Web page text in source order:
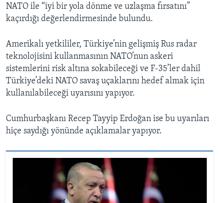
NATO ile “iyi bir yola dönme ve uzlaşma fırsatını”
kaçırdığı değerlendirmesinde bulundu.
Amerikalı yetkililer, Türkiye’nin gelişmiş Rus radar
teknolojisini kullanmasının NATO’nun askeri
sistemlerini risk altına sokabileceği ve F-35’ler dahil
Türkiye’deki NATO savaş uçaklarını hedef almak için
kullanılabileceği uyarısını yapıyor.
Cumhurbaşkanı Recep Tayyip Erdoğan ise bu uyarıları
hiçe saydığı yönünde açıklamalar yapıyor.